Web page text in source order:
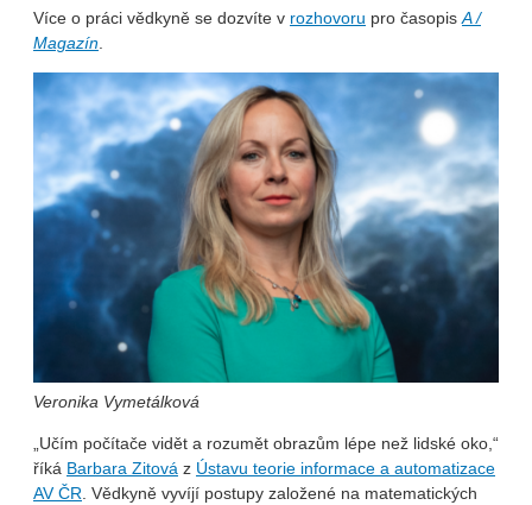
Více o práci vědkyně se dozvíte v rozhovoru pro časopis A /
Magazín
Veronika Vymetálková
„Učím počítače vidět a rozumět obrazům lépe než lidské oko,“
říká Barbara Zitová z Ústavu teorie informace a automatizace
AV ČR. Vědkyně vyvíjí postupy založené na matematických